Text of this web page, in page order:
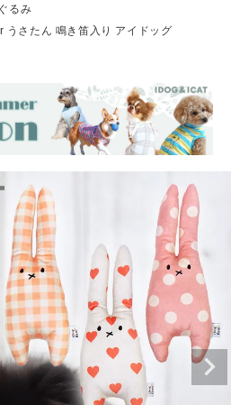
るみ
うさたん 鳴き笛入り アイドッグ